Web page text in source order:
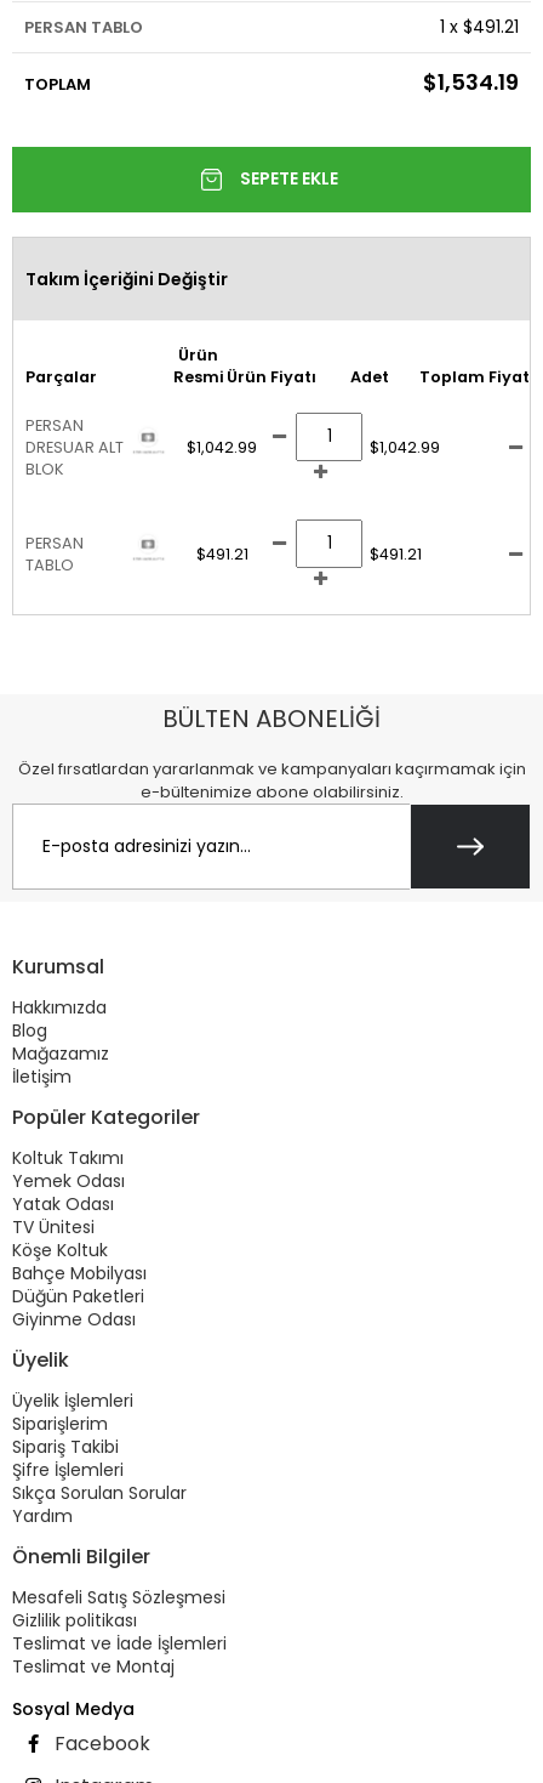
PERSAN TABLO 1 x $491.21
TOPLAM $1,534.19
Takım İçeriğini Değiştir
Parçalar
Ürün
Resmi Ürün Fiyatı Adet Toplam Fiyat
PERSAN
DRESUAR ALT
BLOK
$1,042.99 $1,042.99
PERSAN
TABLO
$491.21 $491.21
BÜLTEN ABONELİĞİ
Özel fırsatlardan yararlanmak ve kampanyaları kaçırmamak için
e-bültenimize abone olabilirsiniz.
Kurumsal
Hakkımızda
Blog
Mağazamız
İletişim
Popüler Kategoriler
Koltuk Takımı
Yemek Odası
Yatak Odası
TV Ünitesi
Köşe Koltuk
Bahçe Mobilyası
Düğün Paketleri
Giyinme Odası
Üyelik
Üyelik İşlemleri
Siparişlerim
Sipariş Takibi
Şifre İşlemleri
Sıkça Sorulan Sorular
Yardım
Önemli Bilgiler
Mesafeli Satış Sözleşmesi
Gizlilik politikası
Teslimat ve İade İşlemleri
Teslimat ve Montaj
Sosyal Medya
Facebook